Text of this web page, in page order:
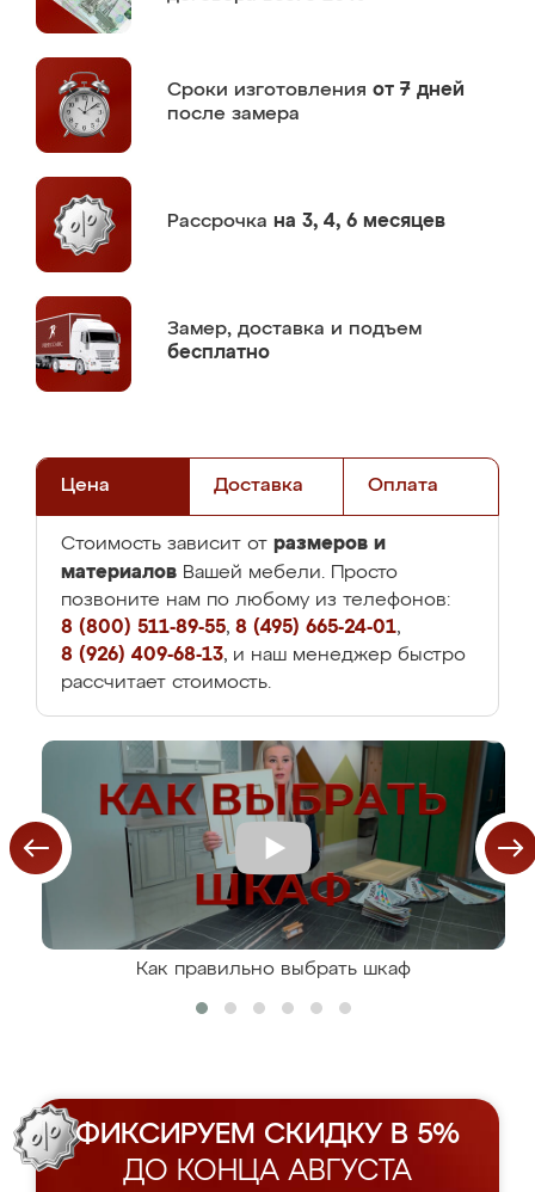
Сроки изготовления от 7 дней
после замера
Рассрочка на 3, 4, 6 месяцев
Замер, доставка и подъем
бесплатно
Цена Доставка Оплата
Стоимость зависит от размеров и
материалов Вашей мебели. Просто
позвоните нам по любому из телефонов:
8 (800) 511-89-55, 8 (495) 665-24-01,
8 (926) 409-68-13, и наш менеджер быстро
рассчитает стоимость.
Как правильно выбрать шкаф
ФИКСИРУЕМ СКИДКУ В 5%
ДО КОНЦА АВГУСТА